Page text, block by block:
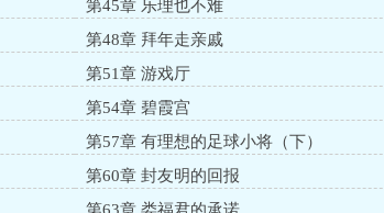
第45章 乐理也不难
第48章 拜年走亲戚
第51章 游戏厅
第54章 碧霞宫
第57章 有理想的足球小将（下）
第60章 封友明的回报